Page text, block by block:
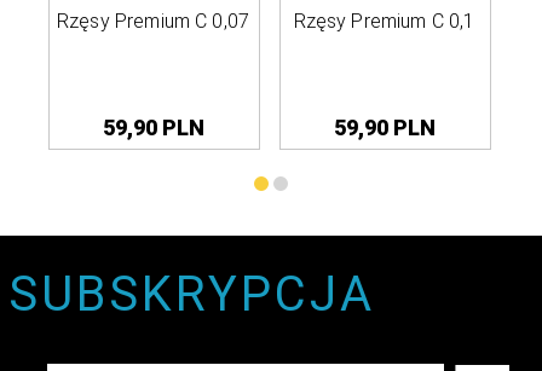
Rzęsy Premium C 0,07
59,90 PLN
Rzęsy Premium C 0,1
59,90 PLN
SUBSKRYPCJA